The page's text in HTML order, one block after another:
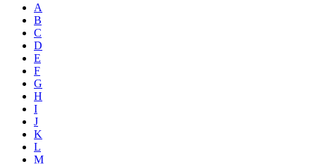
A
B
C
D
E
F
G
H
I
J
K
L
M